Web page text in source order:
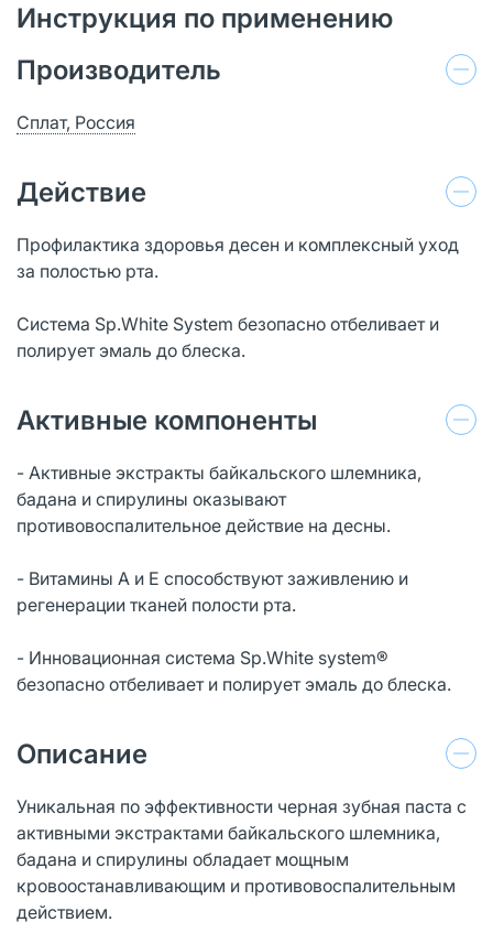
Инструкция по применению
Производитель
Сплат, Россия
Действие
Профилактика здоровья десен и комплексный уход
за полостью рта.
Cистема Sp.White System безопасно отбеливает и
полирует эмаль до блеска.
Активные компоненты
- Активные экстракты байкальского шлемника,
бадана и спирулины оказывают
противовоспалительное действие на десны.
- Витамины А и Е способствуют заживлению и
регенерации тканей полости рта.
- Инновационная система Sp.White system®
безопасно отбеливает и полирует эмаль до блеска.
Описание
Уникальная по эффективности черная зубная паста с
активными экстрактами байкальского шлемника,
бадана и спирулины обладает мощным
кровоостанавливающим и противовоспалительным
действием.